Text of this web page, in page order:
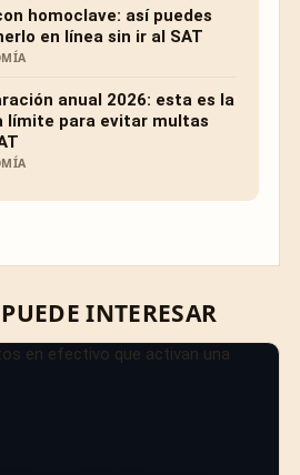
homoclave: así puedes
en línea sin ir al SAT
anual 2026: esta es la
límite para evitar multas
INTERESAR